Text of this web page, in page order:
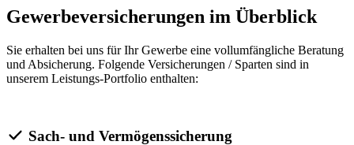
Gewerbeversicherungen im Überblick
Sie erhalten bei uns für Ihr Gewerbe eine vollumfängliche Beratung
und Absicherung. Folgende Versicherungen / Sparten sind in
unserem Leistungs-Portfolio enthalten:
Sach- und Vermögenssicherung